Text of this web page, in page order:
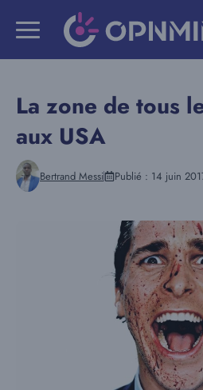
La zone de tous
aux USA
Bertrand Messi Publié : 14 juin